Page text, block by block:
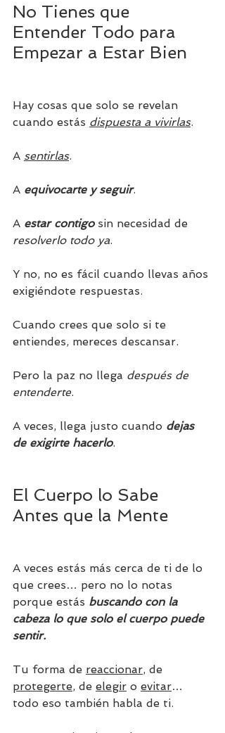
No Tienes que
Entender Todo para
Empezar a Estar Bien
Hay cosas que solo se revelan
cuando estás dispuesta a vivirlas.
A sentirlas.
A equivocarte y seguir.
A estar contigo sin necesidad de
resolverlo todo ya.
Y no, no es fácil cuando llevas años
exigiéndote respuestas.
Cuando crees que solo si te
entiendes, mereces descansar.
Pero la paz no llega después de
entenderte.
A veces, llega justo cuando dejas
de exigirte hacerlo.
El Cuerpo lo Sabe
Antes que la Mente
A veces estás más cerca de ti de lo
que crees… pero no lo notas
porque estás buscando con la
cabeza lo que solo el cuerpo puede
sentir.
Tu forma de reaccionar, de
protegerte, de elegir o evitar…
todo eso también habla de ti.